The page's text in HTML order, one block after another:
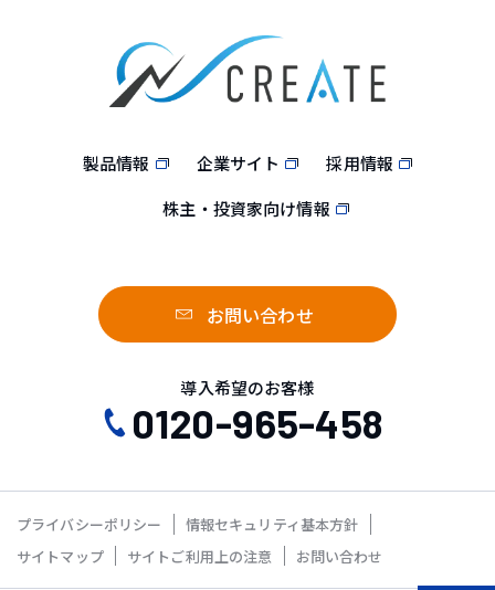
製品情報 企業サイト
採用情報
株主・投資家向け情報
お問い合わせ
導入希望のお客様
0120-965-458
プライバシーポリシー
情報セキュリティ基本方針
サイトマップ
サイトご利用上の注意 お問い合わせ